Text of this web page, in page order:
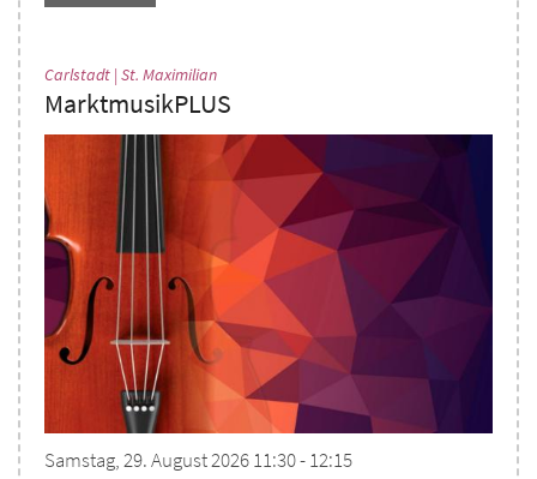
Carlstadt | St. Maximilian:
MarktmusikPLUS
Samstag, 29. August 2026 11:30 - 12:15